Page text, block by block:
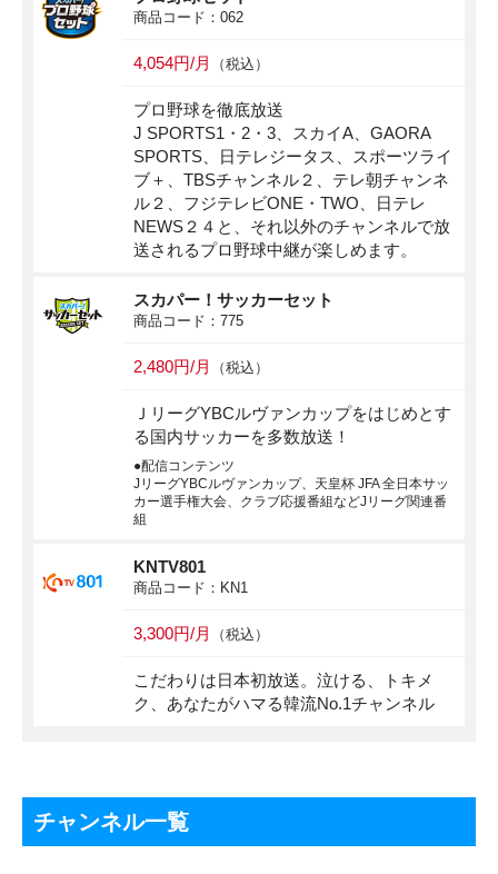
商品コード：062
4,054円/月 （税込）
プロ野球を徹底放送
J SPORTS1・2・3、スカイA、GAORA
SPORTS、日テレジータス、スポーツライ
ブ＋、TBSチャンネル２、テレ朝チャンネ
ル２、フジテレビONE・TWO、日テレ
NEWS２４と、それ以外のチャンネルで放
送されるプロ野球中継が楽しめます。
スカパー！サッカーセット
商品コード：775
2,480円/月 （税込）
ＪリーグYBCルヴァンカップをはじめとす
る国内サッカーを多数放送！
●配信コンテンツ
JリーグYBCルヴァンカップ、天皇杯 JFA 全日本サッ
カー選手権大会、クラブ応援番組などJリーグ関連番
組
KNTV801
商品コード：KN1
3,300円/月 （税込）
こだわりは日本初放送。泣ける、トキメ
ク、あなたがハマる韓流No.1チャンネル
チャンネル一覧